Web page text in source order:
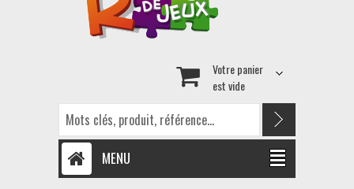
Votre panier
est vide
MENU